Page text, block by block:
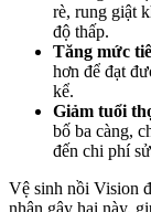
rè, rung giật
độ thấp.
Tăng mức
hơn để đạt
kể.
Giảm tuổi
bố ba càng,
đến chi phí
Vệ sinh nồi Vision